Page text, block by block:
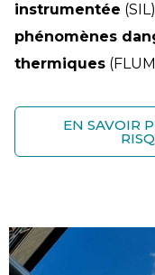
instrumentée
phénomènes
thermiques
EN SAVOIR